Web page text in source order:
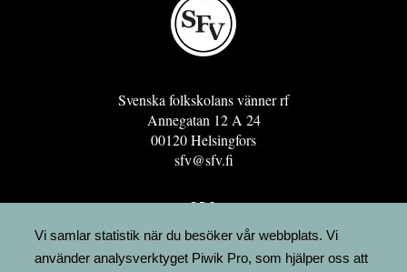
Svenska folkskolans vänner rf
Annegatan 12 A 24
00120 Helsingfors
sfv@sfv.fi
GRO
FÖRENINGSRESURSEN
MINNESRUNOR.FI
Vi samlar statistik när du besöker vår webbplats. Vi
använder analysverktyget Piwik Pro, som hjälper oss att